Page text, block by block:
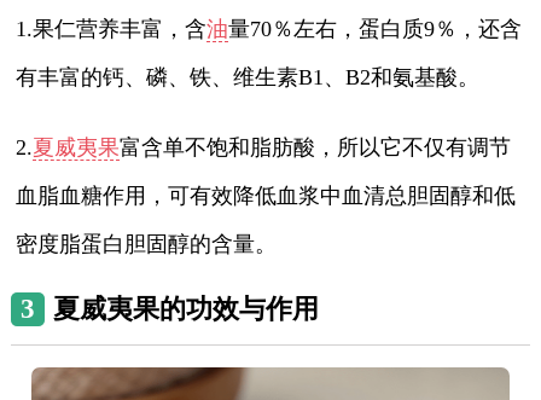
1.果仁营养丰富，含油量70％左右，蛋白质9％，还含
有丰富的钙、磷、铁、维生素B1、B2和氨基酸。
2.夏威夷果富含单不饱和脂肪酸，所以它不仅有调节
血脂血糖作用，可有效降低血浆中血清总胆固醇和低
密度脂蛋白胆固醇的含量。
3 夏威夷果的功效与作用